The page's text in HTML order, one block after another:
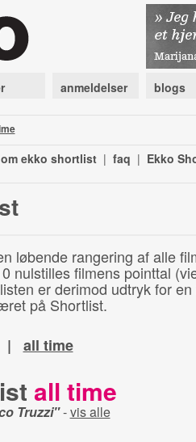
anmeldelser blogs
om ekko shortlist | faq | Ekko
løbende rangering af alle
nulstilles filmens pointtal
er derimod udtryk for
på Shortlist.
| all time
all time
Truzzi"-vis alle